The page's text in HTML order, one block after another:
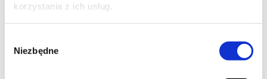
korzystania z ich usług.
zgody
Niezbędne